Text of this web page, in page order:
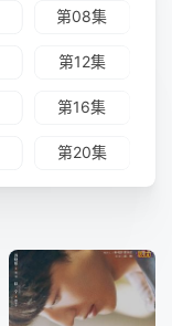
第08集
第12集
第16集
第20集